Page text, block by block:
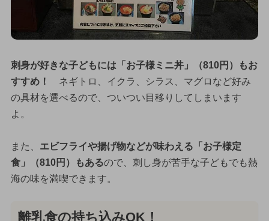
刺身が好きな子どもには「お子様ミニ丼」（810円）もお
すすめ！
ネギトロ、イクラ、シラス、マグロなど好み
の具材を選べるので、ついつい目移りしてしまいます
よ。
また、 エビフライや揚げ物などが味わえる「お子様定
食」（810円）もあるので、刺し身が苦手な子どもでも熱
海の味を満喫できます。
離乳食の持ち込みOK！